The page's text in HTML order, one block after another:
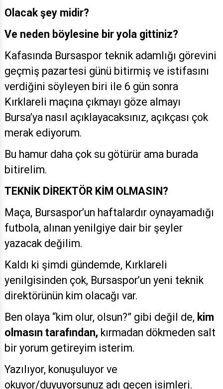
Olacak şey midir?
Ve neden böylesine bir yola gittiniz?
Kafasında Bursaspor teknik adamlığı görevini
geçmiş pazartesi günü bitirmiş ve istifasını
verdiğini söyleyen biri ile 6 gün sonra
Kırklareli maçına çıkmayı göze almayı
Bursa’ya nasıl açıklayacaksınız, açıkçası çok
merak ediyorum.
Bu hamur daha çok su götürür ama burada
bitirelim.
TEKNİK DİREKTÖR KİM OLMASIN?
Maça, Bursaspor’un haftalardır oynayamadığı
futbola, alınan yenilgiye dair bir şeyler
yazacak değilim.
Kaldı ki şimdi gündemde, Kırklareli
yenilgisinden çok, Bursaspor’un yeni teknik
direktörünün kim olacağı var.
Ben olaya “kim olur, olsun?” gibi değil de, kim
olmasın tarafından, kırmadan dökmeden salt
bir yorum getireyim isterim.
Yazılıyor, konuşuluyor ve
okuyor/duyuyorsunuz adı geçen isimleri.